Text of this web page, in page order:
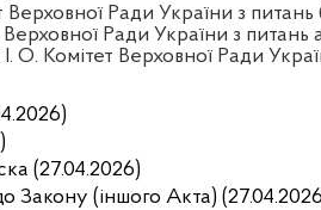
Верховної Ради України з
Ради України з питань
Комітет Верховної Ради
(27.04.2026)
Закону (іншого Акта)